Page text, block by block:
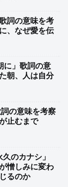
詞の意味を考
、なぜ愛を伝
に」歌詞の意
朝、人は自分
の意味を考察
止むまで
のカナシ」
憎しみに変わ
るのか